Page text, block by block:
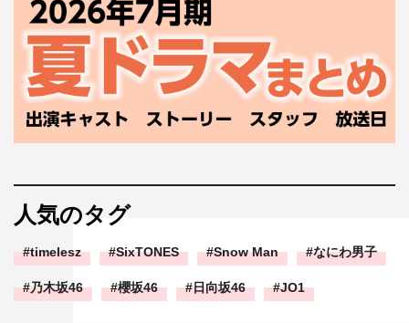
時に、こんなバイタリティもないし、なんだったらパニッ
クを起こして、それだけで終わってしまうんじゃないかと
思うほど、敏夫とは全く違うし理解できなかったです。た
だ、脚本を読んで演じていくうちに、「もしかしたらこれ
は全部“田宮太一の夢”なんじゃないか？」と思えるような
みたいな形で出ているのかなと思うこともありました。
◆令和の今、この作品を届けることについてどう思います
か？
僕らが若いころは、毎年夏になって終戦の日である8月15
人気のタグ
timelesz SixTONES Snow Man なにわ男子
乃木坂46 櫻坂46 日向坂46 JO1